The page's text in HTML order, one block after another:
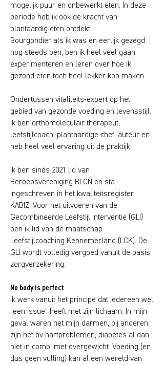
mogelijk puur en onbewerkt eten. In deze
periode heb ik ook de kracht van
plantaardig eten ontdekt.
Bourgondier als ik was en eerlijk gezegd
nog steeds ben, ben ik heel veel gaan
experimenteren en leren over hoe ik
gezond eten toch heel lekker kon maken.
Ondertussen vitaliteits-expert op het
gebied van gezonde voeding en levensstijl.
Ik ben orthomoleculair therapeut,
leefstijlcoach, plantaardige chef, auteur en
heb heel veel ervaring uit de praktijk.
Ik ben sinds 2021 lid van
Beroepsvereniging BLCN en sta
ingeschreven in het kwaliteitsregister
KABIZ. Voor het uitvoeren van de
Gecombineerde Leefstijl Interventie (GLI)
ben ik lid van de maatschap
Leefstijlcoaching Kennemerland (LCK). De
GLI wordt volledig vergoed vanuit de basis
zorgverzekering.
No body is perfect
Ik werk vanuit het principe dat iedereen wel
"een issue" heeft met zijn lichaam. In mijn
geval waren het mijn darmen, bij anderen
zijn het bv hartproblemen, diabetes al dan
niet in combi met overgewicht. Voeding (en
dus geen vulling) kan al een wereld van